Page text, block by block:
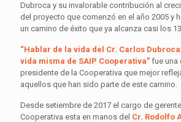
Dubroca y su invalorable contribución al
del proyecto que comenzó en el año 2005 y
un camino de éxito que ya alcanza casi los
“Hablar de la vida del Cr. Carlos
vida misma de SAIP Cooperativa” fue una
presidente de la Cooperativa que mejor
aquellos que han sido parte de este camino.
Desde setiembre de 2017 el cargo de
Cooperativa esta en manos del Cr. Rodolfo